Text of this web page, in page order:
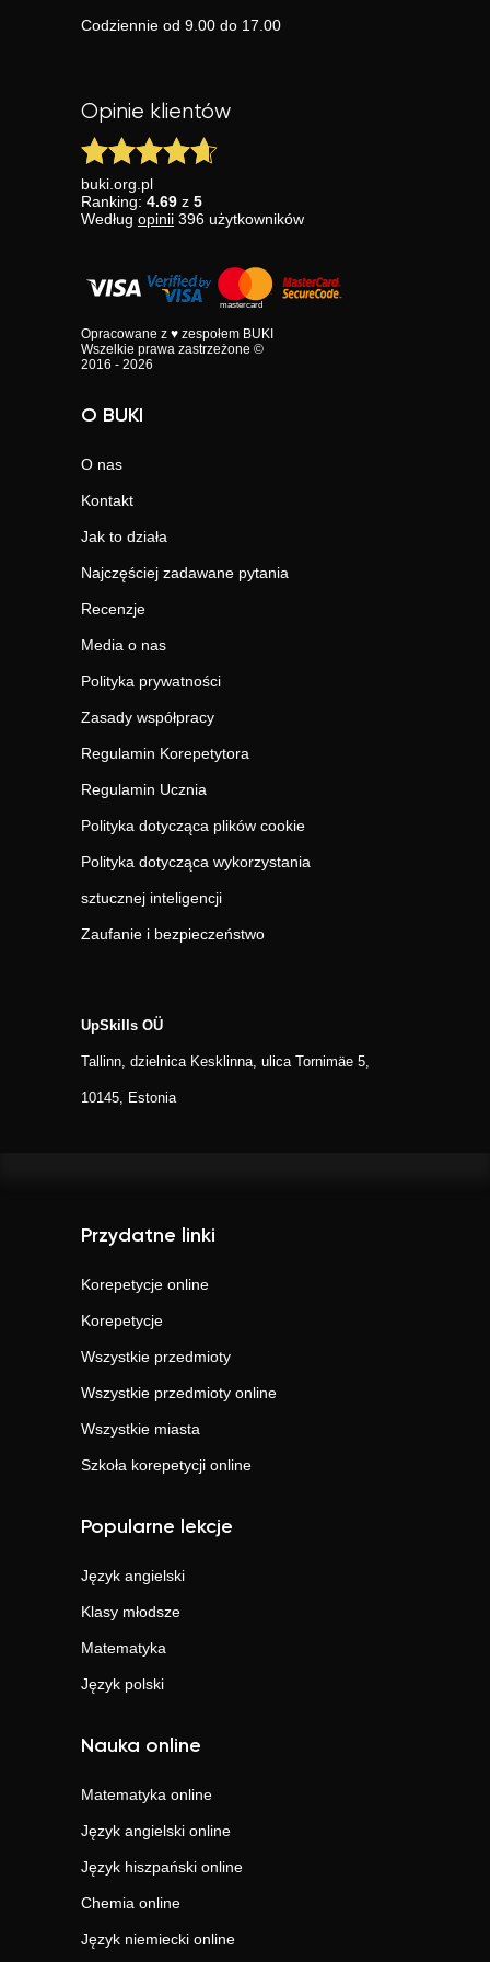
Codziennie od 9.00 do 17.00
Opinie klientów
buki.org.pl
Ranking: 4.69 z 5
Według opinii 396 użytkowników
Opracowane z ♥ zespołem BUKI
Wszelkie prawa zastrzeżone ©
2016 - 2026
O BUKI
O nas
Kontakt
Jak to działa
Najczęściej zadawane pytania
Recenzje
Media o nas
Polityka prywatności
Zasady współpracy
Regulamin Korepetytora
Regulamin Ucznia
Polityka dotycząca plików cookie
Polityka dotycząca wykorzystania
sztucznej inteligencji
Zaufanie i bezpieczeństwo
UpSkills OÜ
Tallinn, dzielnica Kesklinna, ulica Tornimäe 5,
10145, Estonia
Przydatne linki
Korepetycje online
Korepetycje
Wszystkie przedmioty
Wszystkie przedmioty online
Wszystkie miasta
Szkoła korepetycji online
Popularne lekcje
Język angielski
Klasy młodsze
Matematyka
Język polski
Nauka online
Matematyka online
Język angielski online
Język hiszpański online
Chemia online
Język niemiecki online